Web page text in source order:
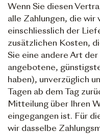
Wenn Sie diesen
alle Zahlungen, die wir
einschliesslich der
zusätzlichen Kosten,
Sie eine andere Art
angebotene,
haben), unverzüglich
Tagen ab dem Tag
Mitteilung über Ihren
eingegangen ist. Für
wir dasselbe